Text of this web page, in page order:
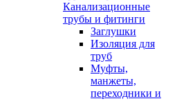
Канализационные
трубы и фитинги
Заглушки
Изоляция для
труб
Муфты,
манжеты,
переходники и